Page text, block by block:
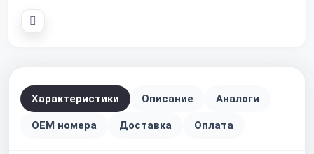
Характеристики Описание Аналоги
OEM номера Доставка Оплата